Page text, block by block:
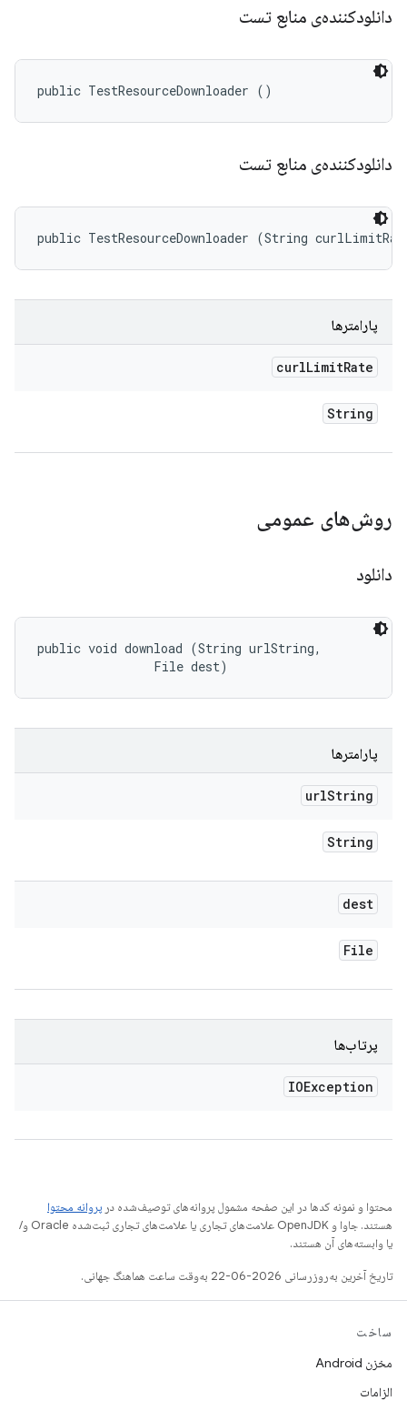
دانلودکننده‌ی منابع تست
public TestResourceDownloader ()
دانلودکننده‌ی منابع تست
public TestResourceDownloader (String
پارامترها
curlLimitRate
String
روش‌های عمومی
دانلود
public void download (String urlString,
                File dest)
پارامترها
urlString
String
dest
File
پرتاب‌ها
IOException
محتوا و نمونه کدها در این صفحه مشمول پروانه‌های توصیف‌شده در پروانه محتوا
هستند. جاوا و OpenJDK علامت‌های تجاری یا علامت‌های تجاری ثبت‌شده Oracle و/
یا وابسته‌های آن هستند.
تاریخ آخرین به‌روزرسانی 2026-06-22 به‌وقت ساعت هماهنگ جهانی.
ساخت
مخزن Android
الزامات